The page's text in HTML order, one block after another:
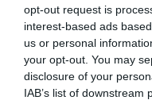
opt-out request is
interest-based ads
us or personal
your opt-out. You may
disclosure of your
IAB’s list of